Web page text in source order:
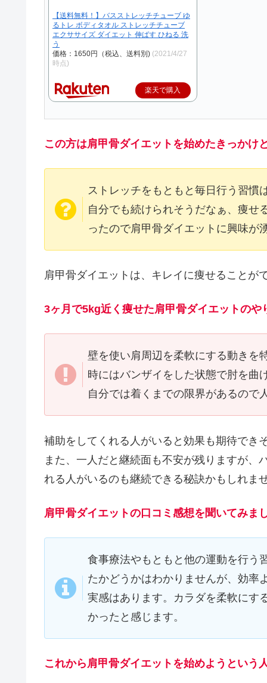
【送料無料！】バスストレッチチューブ ゆ
るトレ ボディタオル ストレッチチューブ
エクササイズ ダイエット 伸ばす ひねる 洗
う
価格：1650円（税込、送料別) (2021/4/27
時点)
楽天で購入
この方は肩甲骨ダイエットを始めたきっかけ
ストレッチをもともと毎日行う習慣
自分でも続けられそうだなぁ、痩せ
ったので肩甲骨ダイエットに興味が
肩甲骨ダイエットは、キレイに痩せることが
3ヶ月で5kg近く痩せた肩甲骨ダイエットのや
壁を使い肩周辺を柔軟にする動きを
時にはバンザイをした状態で肘を曲
自分では着くまでの限界があるので
補助をしてくれる人がいると効果も期待でき
また、一人だと継続面も不安が残りますが
れる人がいるのも継続できる秘訣かもしれま
肩甲骨ダイエットの口コミ感想を聞いてみま
食事療法やもともと他の運動を行う
たかどうかはわかりませんが、効率
実感はあります。カラダを柔軟にす
かったと感じます。
これから肩甲骨ダイエットを始めようという